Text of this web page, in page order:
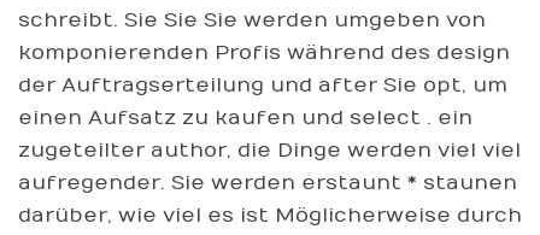
schreibt. Sie Sie Sie werden umgeben von
komponierenden Profis während des design
der Auftragserteilung und after Sie opt, um
einen Aufsatz zu kaufen und select . ein
zugeteilter author, die Dinge werden viel viel
aufregender. Sie werden erstaunt * staunen
darüber, wie viel es ist Möglicherweise durch